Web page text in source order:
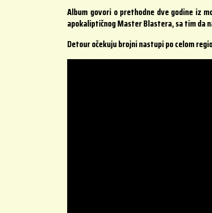
Album govori o prethodne dve godine iz
apokaliptičnog Master Blastera, sa tim da
Detour očekuju brojni nastupi po celom